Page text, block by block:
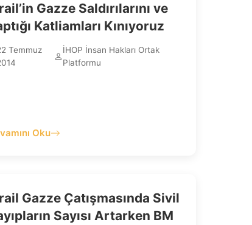
Gazze Saldırılarını ve
Katliamları Kınıyoruz
Temmuz
İHOP İnsan Hakları Ortak
Platformu
Oku
Gazze Çatışmasında Sivil
Sayısı Artarken BM